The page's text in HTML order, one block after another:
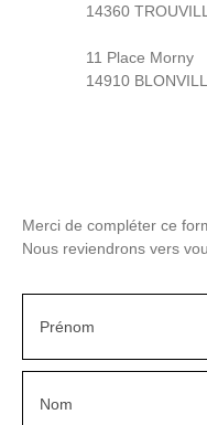
14360
11 Place Morny
14910
Merci de compléter ce
Nous reviendrons vers
Prénom
Nom